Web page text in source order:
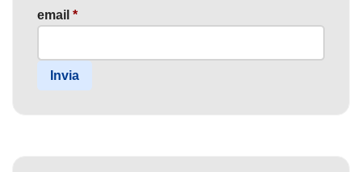
email *
Invia